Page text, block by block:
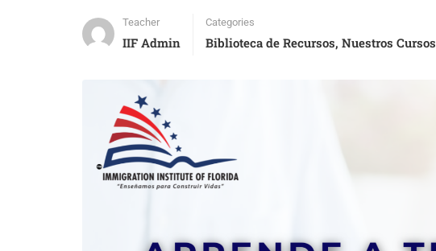
Teacher
IIF Admin
Categories
Biblioteca de Recursos, Nuestros Cursos